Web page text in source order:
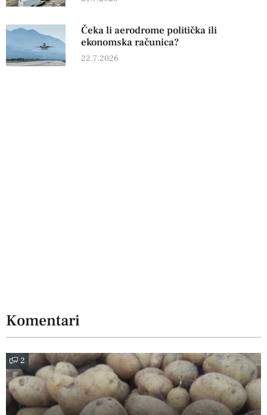
Čeka li aerodrome politička ili
ekonomska računica?
22.7.2026
Komentari
2